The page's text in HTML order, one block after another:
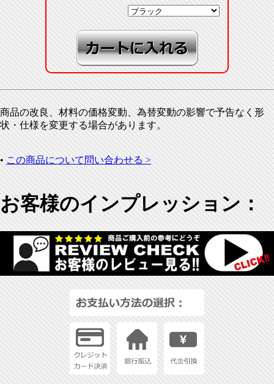
商品の改良、材料の価格変動、為替変動の影響で予告なく形
状・仕様を変更する場合があります。
•この商品について問い合わせる >
お客様のインプレッション：